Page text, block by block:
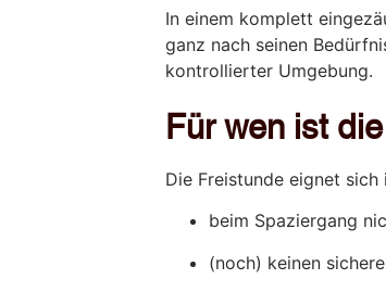
In einem komplett
ganz nach seinen
kontrollierter Umgebung.
Für wen ist
Die Freistunde eignet
beim Spaziergang
(noch) keinen